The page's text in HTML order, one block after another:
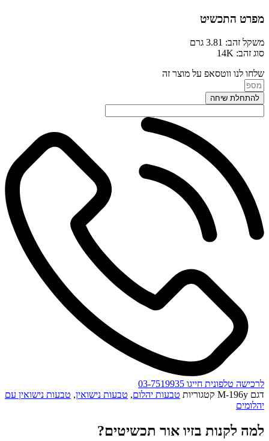
מפרט התכשיט
משקל זהב: 3.81 גרם
סוג זהב: 14K
שלחו לנו ווטסאפ על מוצר זה
להתחלת שיחה
לרכישה טלפונית חייגו 03-7519935
דגם M-196y קטגוריות טבעות יהלום, טבעות נישואין, טבעות נישואין עם
יהלומים
למה לקנות בזיו אור תכשיטים?